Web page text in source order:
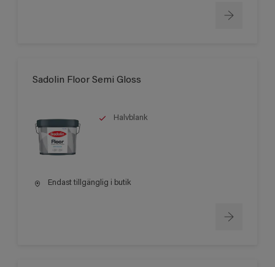
Sadolin Floor Semi Gloss
Halvblank
Endast tillgänglig i butik